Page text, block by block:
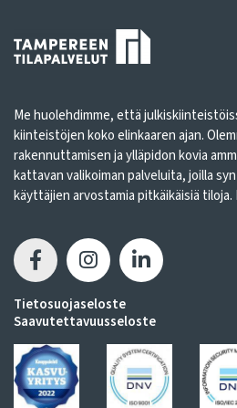
Me huolehdimme, että
kiinteistöjen koko elinkaaren ajan.
rakennuttamisen ja ylläpidon kovia
kattavan valikoiman palveluita, joilla
käyttäjien arvostamia pitkäikäisiä tiloja.
Tietosuojaseloste
Saavutettavuusseloste